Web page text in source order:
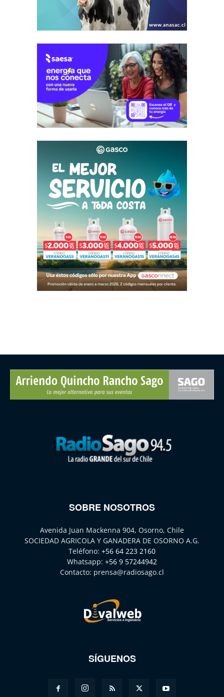
SOBRE NOSOTROS
Avenida Juan Mackenna 904, Osorno, Chile
SOCIEDAD AGRICOLA Y GANADERA DE OSORNO A.G.
Teléfono: +56 64 223 2160
Whatsapp: +56 9 57244942
Contacto: prensa@radiosago.cl
SÍGUENOS